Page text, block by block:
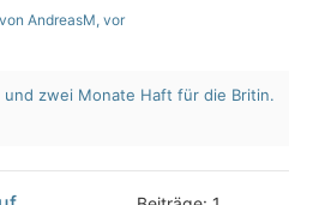
AndreasM, vor
und zwei Monate Haft für die Britin.